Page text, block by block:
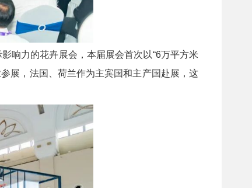
响力的花卉展会，本届展会首次以“6万平方米
展，法国、荷兰作为主宾国和主产国赴展，这